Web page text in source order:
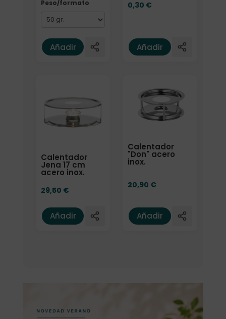
Peso/formato
Añadir
0,30 €
Añadir
Calentador
Jena 17 cm
acero inox.
29,50 €
Añadir
Calentador
"Don" acero
inox.
20,90 €
Añadir